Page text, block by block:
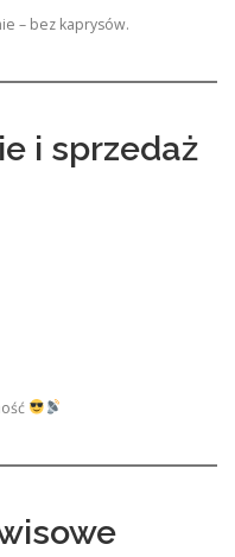
– bez kaprysów.
i sprzedaż